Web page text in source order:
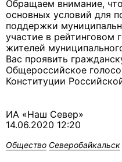
Обращаем внимание,
основных условий для
поддержки
участие в рейтинговом
жителей
Вас проявить
Общероссийское
Конституции
ИА «Наш Север»
14.06.2020 12:20
Общество Северобайкальск